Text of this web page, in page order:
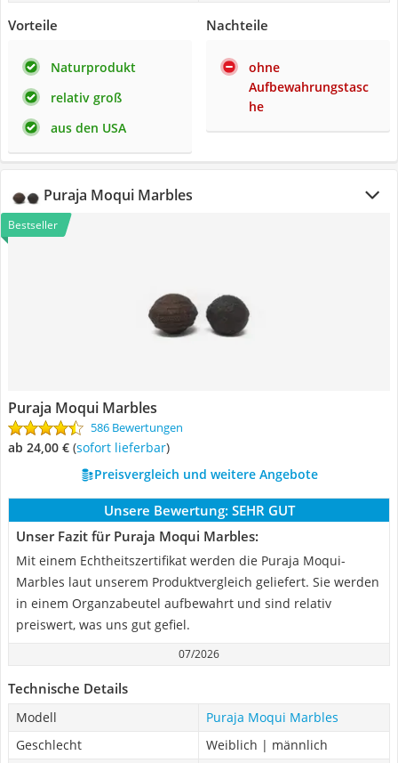
Vorteile
Naturprodukt
relativ groß
aus den USA
Nachteile
ohne
Aufbewahrungstasc
he
Puraja Moqui Marbles
Bestseller
Puraja Moqui Marbles
586 Bewertungen
ab 24,00 € ( Sofort lieferbar)
Preisvergleich und weitere Angebote
Unsere Bewertung: SEHR GUT
Unser Fazit für Puraja Moqui Marbles:
Mit einem Echtheitszertifikat werden die Puraja Moqui-
Marbles laut unserem Produktvergleich geliefert. Sie werden
in einem Organzabeutel aufbewahrt und sind relativ
preiswert, was uns gut gefiel.
07/2026
Technische Details
Modell
Puraja Moqui Marbles
Geschlecht
Weiblich | männlich